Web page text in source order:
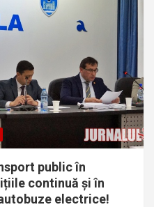
public în
continuă și în
electrice!